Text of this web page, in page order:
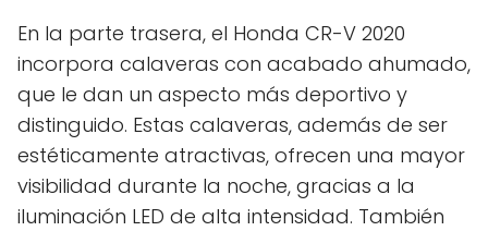
En la parte trasera, el Honda CR-V 2020
incorpora calaveras con acabado ahumado,
que le dan un aspecto más deportivo y
distinguido. Estas calaveras, además de ser
estéticamente atractivas, ofrecen una mayor
visibilidad durante la noche, gracias a la
iluminación LED de alta intensidad. También